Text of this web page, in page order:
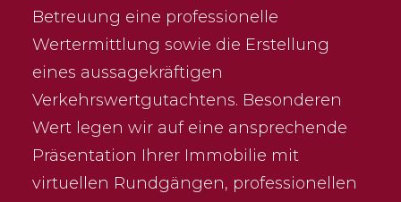
Betreuung eine professionelle
Wertermittlung sowie die Erstellung
eines aussagekräftigen
Verkehrswertgutachtens. Besonderen
Wert legen wir auf eine ansprechende
Präsentation Ihrer Immobilie mit
virtuellen Rundgängen, professionellen